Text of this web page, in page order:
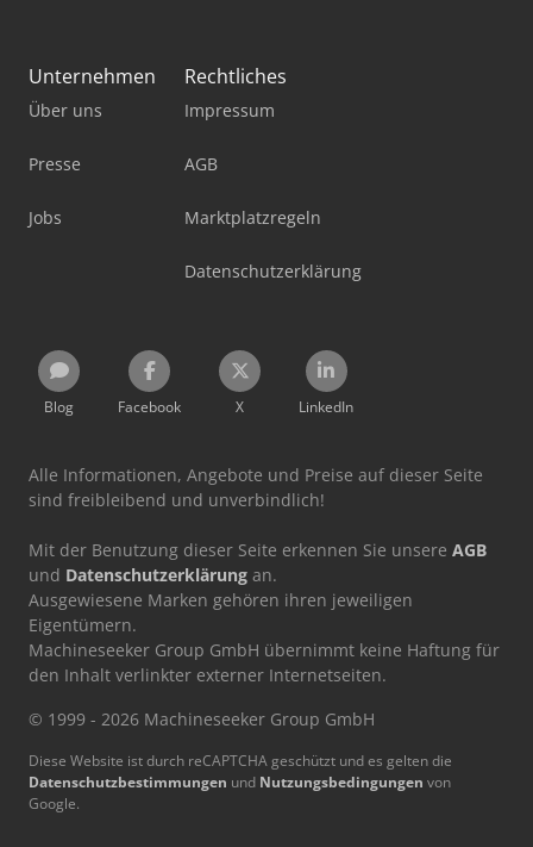
Unternehmen
Über uns
Presse
Jobs
Rechtliches
Impressum
AGB
Marktplatzregeln
Datenschutzerklärung
Blog Facebook X LinkedIn
Alle Informationen, Angebote und Preise auf dieser Seite
sind freibleibend und unverbindlich!
Mit der Benutzung dieser Seite erkennen Sie unsere AGB
und Datenschutzerklärung an.
Ausgewiesene Marken gehören ihren jeweiligen
Eigentümern.
Machineseeker Group GmbH übernimmt keine Haftung für
den Inhalt verlinkter externer Internetseiten.
© 1999 - 2026 Machineseeker Group GmbH
Diese Website ist durch reCAPTCHA geschützt und es gelten die
Datenschutzbestimmungen und Nutzungsbedingungen von
Google.